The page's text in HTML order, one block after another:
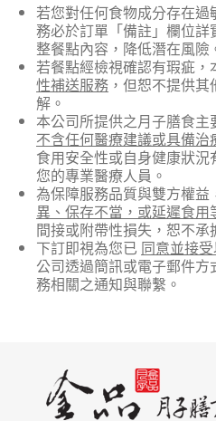
若您對任何食物成分存在
務必於訂單「備註」欄位
整餐點內容，降低潛在風險
若餐點經檢視確認有瑕疵，
性補送服務 ，但恕不提供
解。
本公司所提供之月子膳食主
不含任何醫療建議或具備治
食用安全性或自身健康狀
您的專業醫療人員。
為保障服務品質與雙方權益
異、保存不當，或延遲食
間接或附帶性損失，恕不承
下訂即視為您已 同意並接
公司透過簡訊或電子郵件
務相關之通知與聯繫。